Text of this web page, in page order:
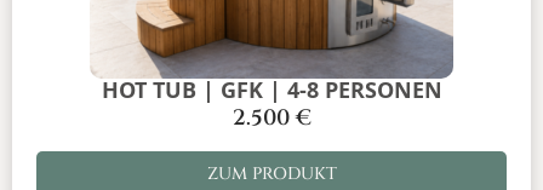
HOT TUB | GFK | 4-8 PERSONEN
2.500€
ZUM PRODUKT